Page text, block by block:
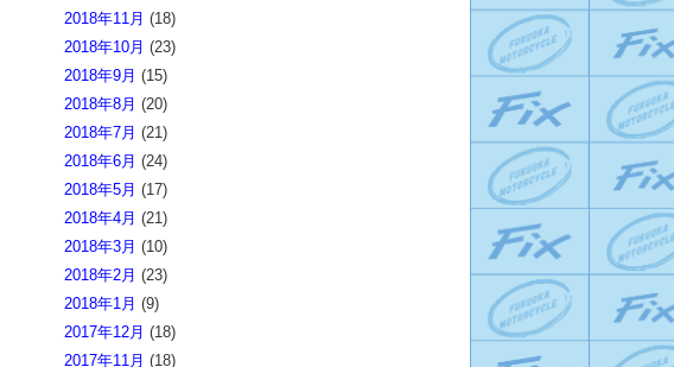
2018年11月 (18)
2018年10月 (23)
2018年9月 (15)
2018年8月 (20)
2018年7月 (21)
2018年6月 (24)
2018年5月 (17)
2018年4月 (21)
2018年3月 (10)
2018年2月 (23)
2018年1月 (9)
2017年12月 (18)
2017年11月 (18)